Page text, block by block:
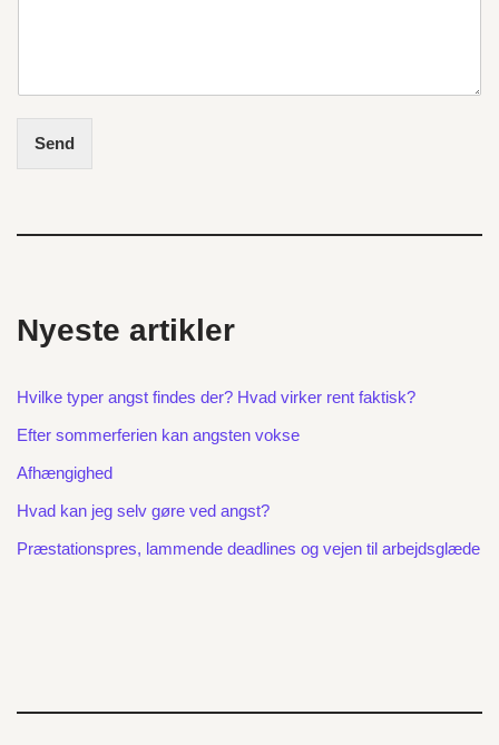
Send
Nyeste artikler
Hvilke typer angst findes der? Hvad virker rent faktisk?
Efter sommerferien kan angsten vokse
Afhængighed
Hvad kan jeg selv gøre ved angst?
Præstationspres, lammende deadlines og vejen til arbejdsglæde